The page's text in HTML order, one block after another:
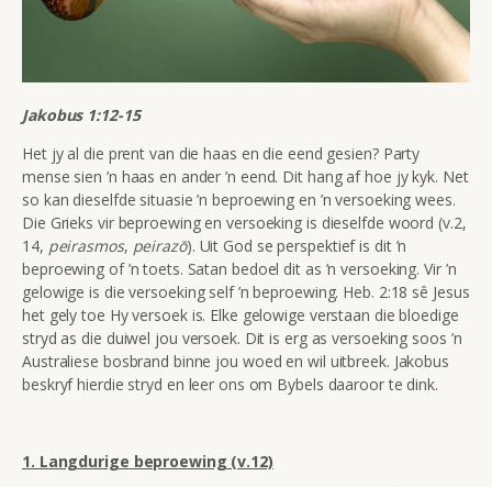
Jakobus 1:12-15
Het jy al die prent van die haas en die eend gesien? Party
mense sien ’n haas en ander ’n eend. Dit hang af hoe jy kyk. Net
so kan dieselfde situasie ’n beproewing en ’n versoeking wees.
Die Grieks vir beproewing en versoeking is dieselfde woord(v.2,
14, peirasmos, peirazō). Uit God se perspektief is dit ’n
beproewing of ’n toets. Satan bedoel dit as ’n versoeking. Vir ’n
gelowige is die versoeking self ’n beproewing. Heb. 2:18 sê Jesus
het gely toe Hy versoek is. Elke gelowige verstaan die bloedige
stryd as die duiwel jou versoek. Dit is erg as versoeking soos ’n
Australiese bosbrand binne jou woed en wil uitbreek. Jakobus
beskryf hierdie stryd en leer ons om Bybels daaroor te dink.
1. Langdurige beproewing (v.12)